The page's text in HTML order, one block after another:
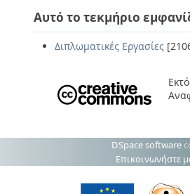
Αυτό το τεκμήριο
Διπλωματικές Εργασίες
DSpace software
Επικοινωνήστε